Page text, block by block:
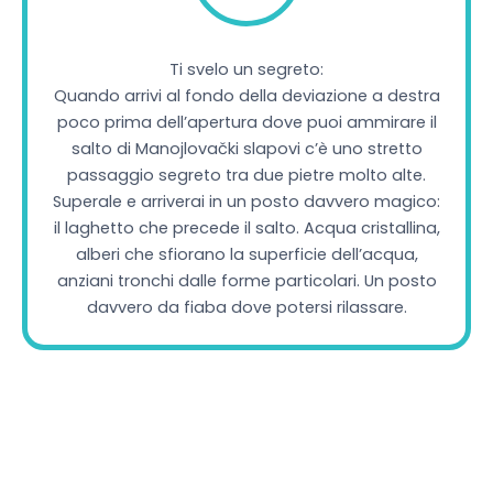
Ti svelo un segreto:
Quando arrivi al fondo della deviazione a destra
poco prima dell’apertura dove puoi ammirare il
salto di Manojlovački slapovi c’è uno stretto
passaggio segreto tra due pietre molto alte.
Superale e arriverai in un posto davvero magico:
il laghetto che precede il salto. Acqua cristallina,
alberi che sfiorano la superficie dell’acqua,
anziani tronchi dalle forme particolari. Un posto
davvero da fiaba dove potersi rilassare.